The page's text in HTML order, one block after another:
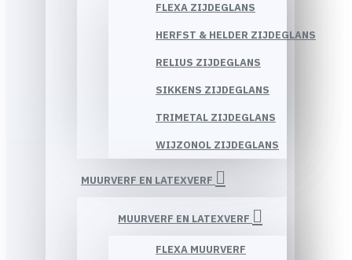
FLEXA ZIJDEGLANS
HERFST & HELDER ZIJDEGLANS
RELIUS ZIJDEGLANS
SIKKENS ZIJDEGLANS
TRIMETAL ZIJDEGLANS
WIJZONOL ZIJDEGLANS
MUURVERF EN LATEXVERF
MUURVERF EN LATEXVERF
FLEXA MUURVERF